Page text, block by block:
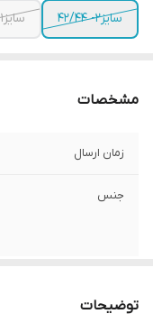
سایز2- 42/44
سایز1- 38/40
مشخصات
زمان ارسال
جنس
توضیحات